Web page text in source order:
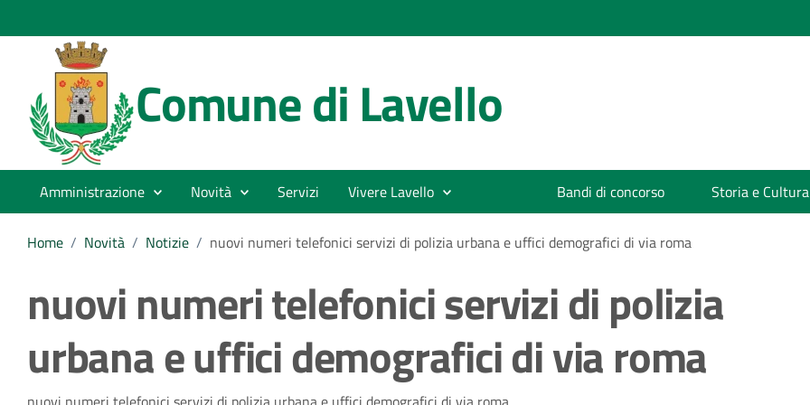
Comune di Lavello
Amministrazione Novità Servizi Vivere Lavello Bandi di concorso Storia e Cultura
Home / Novità / Notizie / nuovi numeri telefonici servizi di polizia urbana e uffici demografici di via roma
nuovi numeri telefonici servizi di polizia
urbana e uffici demografici di via roma